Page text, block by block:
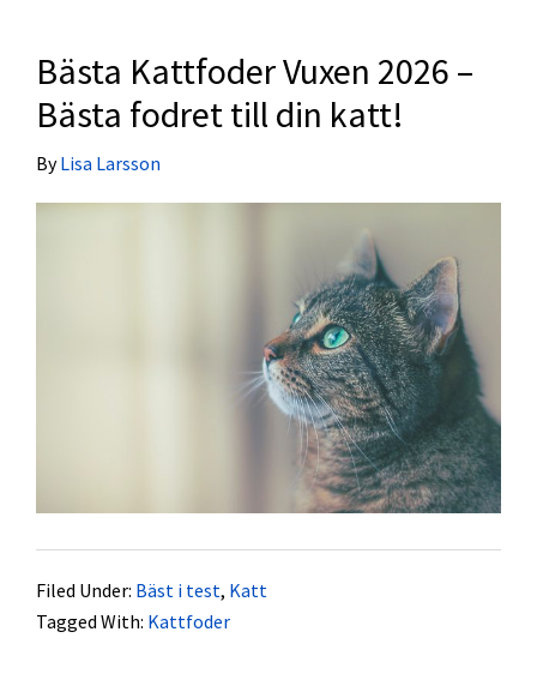
Bästa Kattfoder Vuxen 2026 –
Bästa fodret till din katt!
ByLisa Larsson
Filed Under: Bäst i test, Katt
Tagged With: Kattfoder